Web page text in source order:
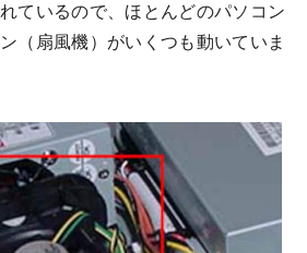
ているので、ほとんどのパソコン
（扇風機）がいくつも動いていま